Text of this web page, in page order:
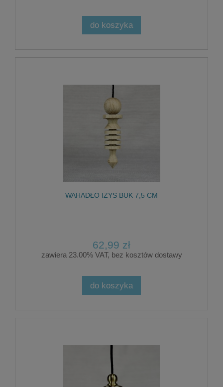
do koszyka
WAHADŁO IZYS BUK 7,5 CM
62,99 zł
zawiera 23.00% VAT, bez kosztów dostawy
do koszyka